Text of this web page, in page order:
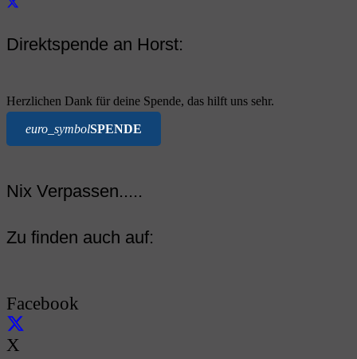
Direktspende an Horst:
Herzlichen Dank für deine Spende, das hilft uns sehr.
euro_symbolSPENDE
Nix Verpassen.....
Zu finden auch auf:
Facebook
X